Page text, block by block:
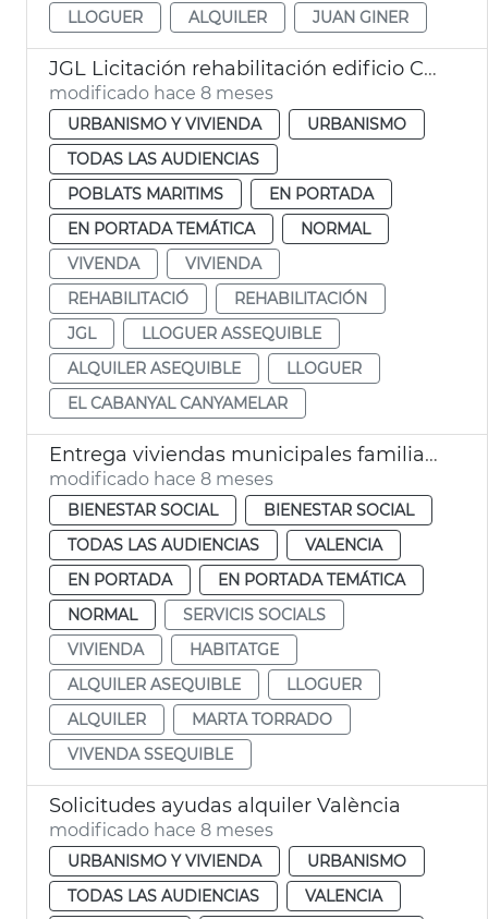
LLOGUER ALQUILER JUAN GINER
JGL Licitación rehabilitación edificio Cabañal alquiler asequible València
modificado hace 8 meses
URBANISMO Y VIVIENDA
URBANISMO
TODAS LAS AUDIENCIAS
POBLATS MARITIMS
EN PORTADA
EN PORTADA TEMÁTICA
NORMAL
VIVENDA
VIVIENDA
REHABILITACIÓ
REHABILITACIÓN
JGL
LLOGUER ASSEQUIBLE
ALQUILER ASEQUIBLE
LLOGUER
EL CABANYAL CANYAMELAR
Entrega viviendas municipales familias vulnerables
modificado hace 8 meses
BIENESTAR SOCIAL
BIENESTAR SOCIAL
TODAS LAS AUDIENCIAS
VALENCIA
EN PORTADA
EN PORTADA TEMÁTICA
NORMAL
SERVICIS SOCIALS
VIVIENDA
HABITATGE
ALQUILER ASEQUIBLE
LLOGUER
ALQUILER
MARTA TORRADO
VIVENDA SSEQUIBLE
Solicitudes ayudas alquiler València
modificado hace 8 meses
URBANISMO Y VIVIENDA
URBANISMO
TODAS LAS AUDIENCIAS
VALENCIA